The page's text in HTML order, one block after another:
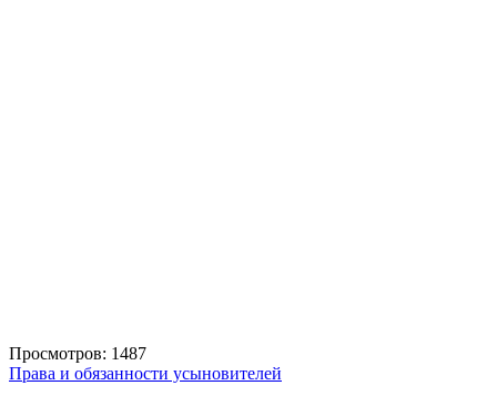
Просмотров: 1487
Права и обязанности усыновителей